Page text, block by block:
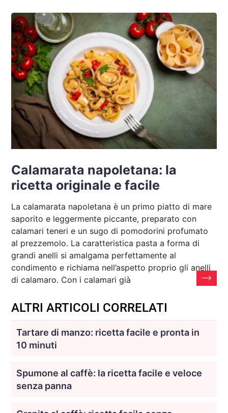
Calamarata napoletana: la
ricetta originale e facile
La calamarata napoletana è un primo piatto di mare
saporito e leggermente piccante, preparato con
calamari teneri e un sugo di pomodorini profumato
al prezzemolo. La caratteristica pasta a forma di
grandi anelli si amalgama perfettamente al
condimento e richiama nell’aspetto proprio gli anelli
di calamaro. Con i calamari già
ALTRI ARTICOLI CORRELATI
Tartare di manzo: ricetta facile e pronta in
10 minuti
Spumone al caffè: la ricetta facile e veloce
senza panna